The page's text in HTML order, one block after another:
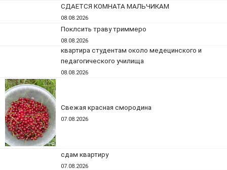
СДАЕТСЯ КОМНАТА МАЛЬЧИКАМ
08.08.2026
Поклсить траву триммеро
08.08.2026
квартира студентам около медецинского и
педагогического училища
08.08.2026
Свежая красная смородина
07.08.2026
сдам квартиру
07.08.2026